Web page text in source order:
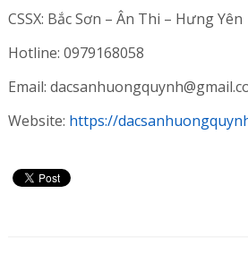
CSSX: Bắc Sơn – Ân Thi – Hưng Yên
Hotline: 0979168058
Email:
Website: https://